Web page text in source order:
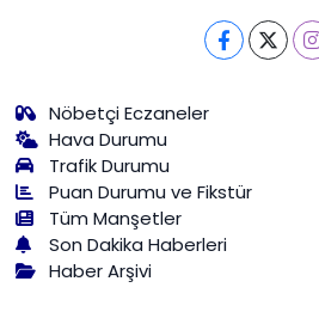
Nöbetçi Eczaneler
Hava Durumu
Trafik Durumu
Puan Durumu ve Fikstür
Tüm Manşetler
Son Dakika Haberleri
Haber Arşivi